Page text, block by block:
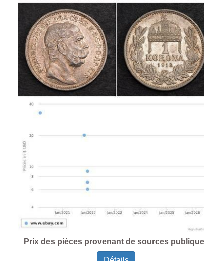
Prix des pièces provenant de sources